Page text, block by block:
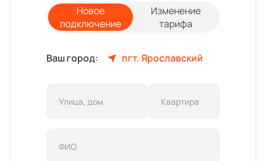
Новое
подключение
Изменение
тарифа
Ваш город: пгт. Ярославский